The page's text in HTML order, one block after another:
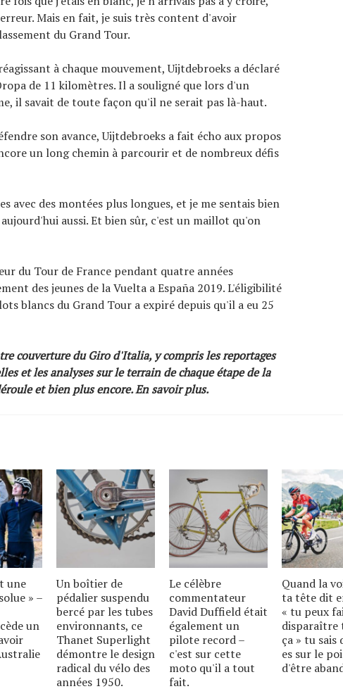
Mais en fait, je suis très content d'avoir
du Grand Tour.
à chaque mouvement, Uijtdebroeks a déclaré
de 11 kilomètres. Il a souligné que lors d'un
il savait de toute façon qu'il ne serait pas là-haut.
son avance, Uijtdebroeks a fait écho aux propos
un long chemin à parcourir et de nombreux défis
avec des montées plus longues, et je me sentais bien
aussi. Et bien sûr, c'est un maillot qu'on
du Tour de France pendant quatre années
des jeunes de la Vuelta a España 2019. L'éligibilité
blancs du Grand Tour a expiré depuis qu'il a eu 25
couverture du Giro d'Italia, y compris les reportages
et les analyses sur le terrain de chaque étape de la
et bien plus encore.En savoir plus.
une
» –
un
Un boîtier de
pédalier suspendu
bercé par les tubes
environnants, ce
Thanet Superlight
démontre le design
radical du vélo des
années 1950.
Le célèbre
commentateur
David Duffield était
également un
pilote record –
c'est sur cette
moto qu'il a tout
fait.
Quand la
ta tête dit
« tu peux
disparaître
ça » tu sais
es sur le
d'être